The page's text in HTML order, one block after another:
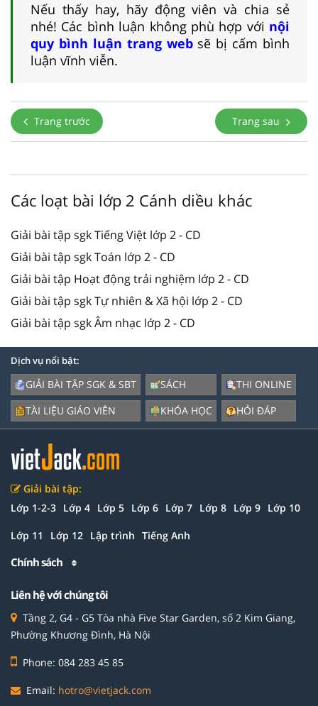
Nếu thấy hay, hãy động viên và chia sẻ
nhé! Các bình luận không phù hợp với nội
quy bình luận trang websẽ bị cấm bình
luận vĩnh viễn.
Trang trước Trang sau
Các loạt bài lớp 2 Cánh diều khác
Giải bài tập sgk Tiếng Việt lớp 2 - CD
Giải bài tập sgk Toán lớp 2 - CD
Giải bài tập Hoạt động trải nghiệm lớp 2 - CD
Giải bài tập sgk Tự nhiên & Xã hội lớp 2 - CD
Giải bài tập sgk Âm nhạc lớp 2 - CD
Dịch vụ nổi bật:
GIẢI BÀI TẬP SGK & SBT
TÀI LIỆU GIÁO VIÊN
SÁCH
KHÓA HỌC
THI ONLINE
HỎI ĐÁP
Giải bài tập:
Lớp 1-2-3 Lớp 4 Lớp 5 Lớp 6 Lớp 7 Lớp 8 Lớp 9 Lớp 10
Lớp 11 Lớp 12 Lập trình Tiếng Anh
Chính sách
Liên hệ với chúng tôi
Tầng 2, G4 - G5 Tòa nhà Five Star Garden, số 2 Kim Giang,
Phường Khương Đình, Hà Nội
Phone: 084 283 45 85
Email: hotro@vietjack.com